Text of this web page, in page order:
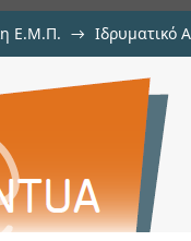
Ε.Μ.Π. → Ιδρυματικό
DDoS
P4